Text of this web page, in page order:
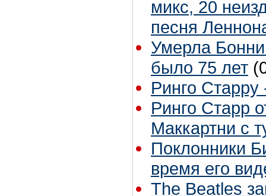
микс, 20
песня
Умерла
было 75 лет
Ринго Старру
Ринго Старр
Маккартни с
Поклонники
время его
The Beatles